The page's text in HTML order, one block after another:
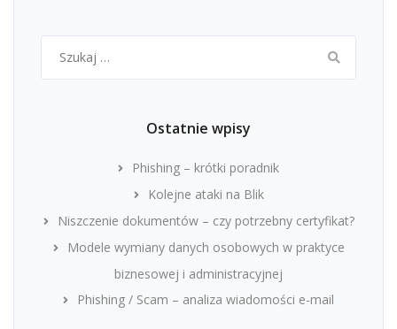
Ostatnie wpisy
Phishing – krótki poradnik
Kolejne ataki na Blik
Niszczenie dokumentów – czy potrzebny certyfikat?
Modele wymiany danych osobowych w praktyce
biznesowej i administracyjnej
Phishing / Scam – analiza wiadomości e-mail